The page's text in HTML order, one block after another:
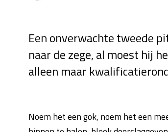
Een onverwachte tweede
naar de zege, al moest hij
alleen maar
Noem het een gok, noem het een